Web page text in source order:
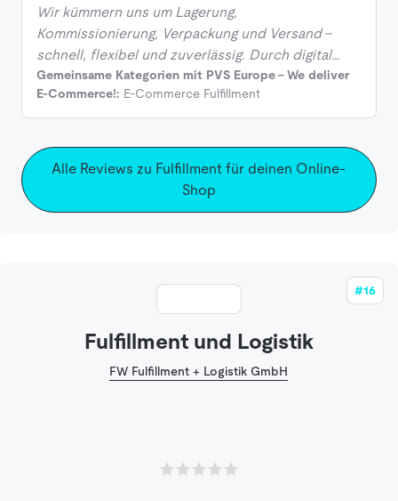
Wir kümmern uns um Lagerung,
Kommissionierung, Verpackung und Versand –
schnell, flexibel und zuverlässig. Durch digital…
Gemeinsame Kategorien mit PVS Europe - We deliver
E-Commerce!: E-Commerce Fulfillment
Alle Reviews zu Fulfillment für deinen Online-
Shop
#16
Fulfillment und Logistik
FW Fulfillment + Logistik GmbH